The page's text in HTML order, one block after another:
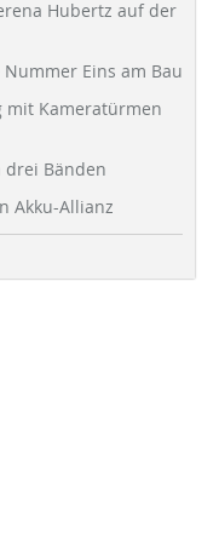
Hubertz auf der
Eins am Bau
mit Kameratürmen
drei Bänden
Akku-Allianz